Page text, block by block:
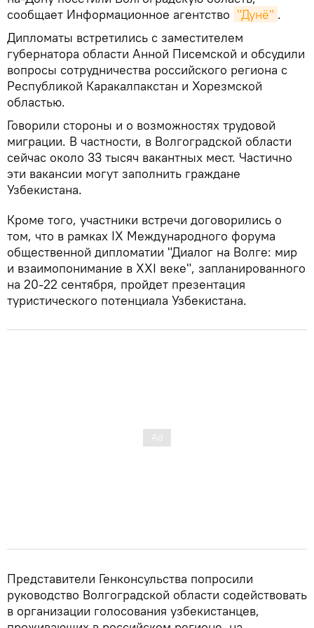
сообщает Информационное агентство "Дунё" .
Дипломаты встретились с заместителем
губернатора области Анной Писемской и обсудили
вопросы сотрудничества российского региона с
Республикой Каракалпакстан и Хорезмской
областью.
Говорили стороны и о возможностях трудовой
миграции. В частности, в Волгоградской области
сейчас около 33 тысяч вакантных мест. Частично
эти вакансии могут заполнить граждане
Узбекистана.
Кроме того, участники встречи договорились о
том, что в рамках IX Международного форума
общественной дипломатии "Диалог на Волге: мир
и взаимопонимание в XXI веке", запланированного
на 20-22 сентября, пройдет презентация
туристического потенциала Узбекистана.
Представители Генконсульства попросили
руководство Волгоградской области содействовать
в организации голосования узбекистанцев,